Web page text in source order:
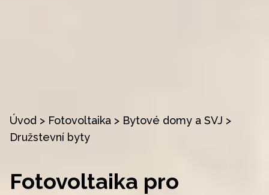
Úvod > Fotovoltaika > Bytové domy a SVJ >
Družstevní byty
Fotovoltaika pro